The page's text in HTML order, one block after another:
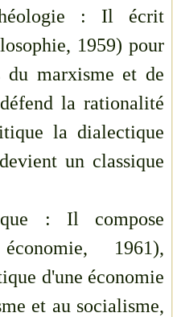
: Il écrit
1959) pour
du marxisme et de
la rationalité
la dialectique
un classique
: Il compose
1961),
d'une économie
et au socialisme,